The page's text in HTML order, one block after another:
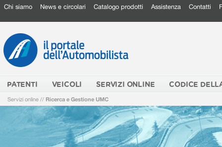
Chi siamo News e circolari Catalogo prodotti Assistenza Contatti
PATENTI VEICOLI SERVIZI ONLINE CODICE
Servizi online // Ricerca e Gestione UMC